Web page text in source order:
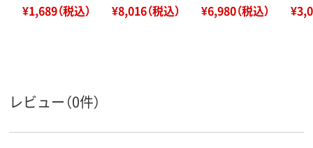
¥1,689（税込） ¥8,016（税込） ¥6,980（税込）
レビュー（0件）